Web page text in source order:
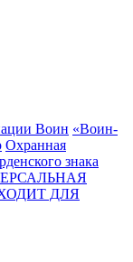
Воин «Воин-
Охранная
знака
ДЛЯ